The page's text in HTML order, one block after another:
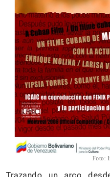
Foto:
Trazando un arco